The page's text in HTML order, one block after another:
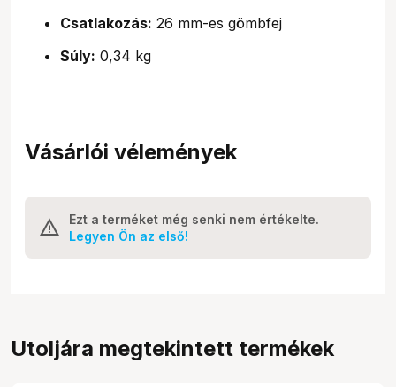
Csatlakozás: 26 mm-es gömbfej
Súly: 0,34 kg
Vásárlói vélemények
Ezt a terméket még senki nem értékelte.
Legyen Ön az első!
Utoljára megtekintett termékek